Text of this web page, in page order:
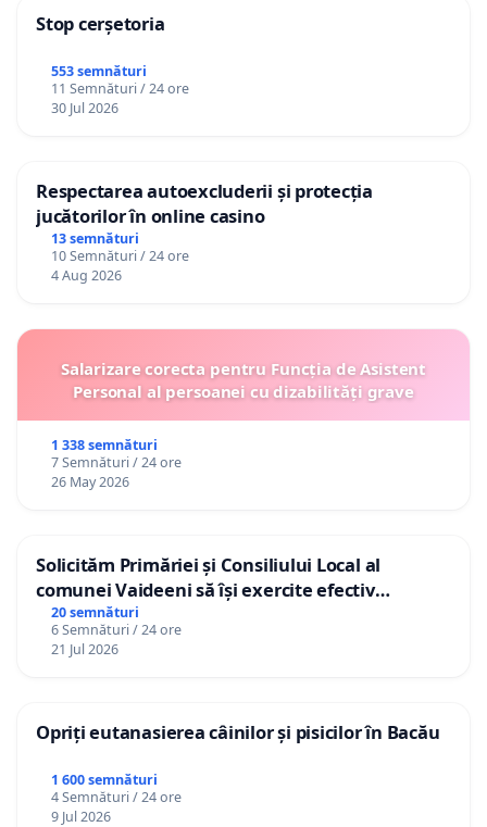
Stop cerșetoria
553 semnături
11 Semnături / 24 ore
30 Jul 2026
Respectarea autoexcluderii și protecția
jucătorilor în online casino
13 semnături
10 Semnături / 24 ore
4 Aug 2026
Salarizare corecta pentru Funcția de Asistent
Personal al persoanei cu dizabilități grave
1 338 semnături
7 Semnături / 24 ore
26 May 2026
Solicităm Primăriei și Consiliului Local al
comunei Vaideeni să își exercite efectiv
atribuțiile legale și să reprezinte interesele
cetățenilor în raport cu APAVIL S.A, operatorul
serviciului de apă!
20 semnături
6 Semnături / 24 ore
21 Jul 2026
Opriți eutanasierea câinilor și pisicilor în Bacău
1 600 semnături
4 Semnături / 24 ore
9 Jul 2026